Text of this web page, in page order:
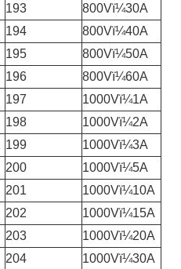
193
800Vï¼30A
194
800Vï¼40A
195
800Vï¼50A
196
800Vï¼60A
197
1000Vï¼1A
198
1000Vï¼2A
199
1000Vï¼3A
200
1000Vï¼5A
201
1000Vï¼10A
202
1000Vï¼15A
203
1000Vï¼20A
204
1000Vï¼30A